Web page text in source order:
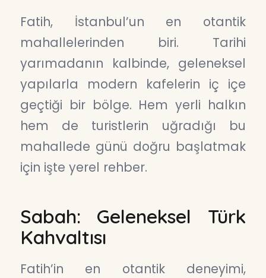
Fatih, İstanbul’un en otantik
mahallelerinden biri. Tarihi
yarımadanın kalbinde, geleneksel
yapılarla modern kafelerin iç içe
geçtiği bir bölge. Hem yerli halkın
hem de turistlerin uğradığı bu
mahallede günü doğru başlatmak
için işte yerel rehber.
Sabah: Geleneksel Türk
Kahvaltısı
Fatih’in en otantik deneyimi,